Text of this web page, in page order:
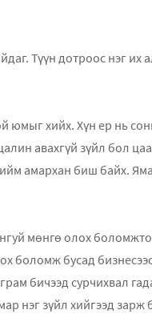
Түүн дотроос нэг их
юмыг хийх. Хүн ер нь
авахгүй зүйл бол
амархан биш байх.
мөнгө олох
боломж бусад
бичээд сурчихвал
нэг зүйл хийгээд зарж